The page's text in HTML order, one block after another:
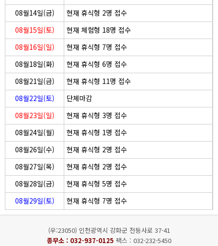
08월14일(금)
현재 휴식형 2명 접수
08월15일(토)
현재 체험형 18명 접수
08월16일(일)
현재 휴식형 7명 접수
08월18일(화)
현재 휴식형 6명 접수
08월21일(금)
현재 휴식형 11명 접수
08월22일(토)
단체마감
08월23일(일)
현재 휴식형 3명 접수
08월24일(월)
현재 휴식형 1명 접수
08월26일(수)
현재 휴식형 2명 접수
08월27일(목)
현재 휴식형 2명 접수
08월28일(금)
현재 휴식형 5명 접수
08월29일(토)
현재 휴식형 7명 접수
(우:23050) 인천광역시 강화군 전등사로 37-41
종무소 : 032-937-0125 팩스 : 032-232-5450